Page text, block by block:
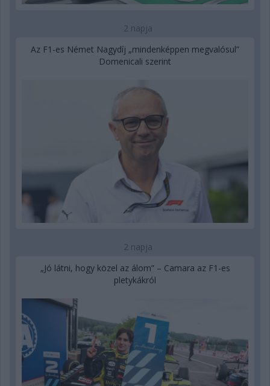
2 napja
Az F1-es Német Nagydíj „mindenképpen megvalósul”
Domenicali szerint
2 napja
„Jó látni, hogy közel az álom” – Camara az F1-es
pletykákról